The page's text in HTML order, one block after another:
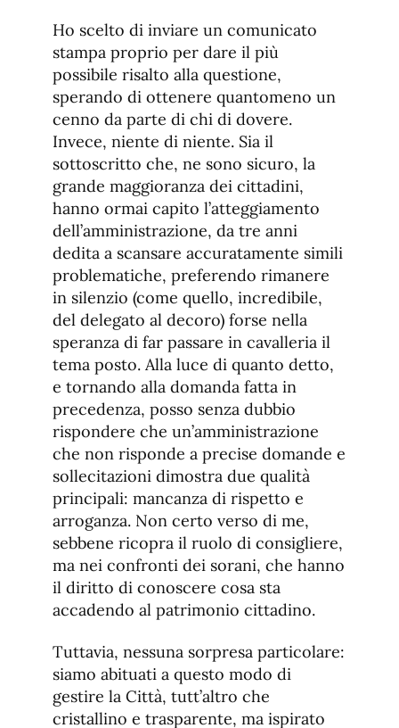
Ho scelto di inviare un comunicato
stampa proprio per dare il più
possibile risalto alla questione,
sperando di ottenere quantomeno un
cenno da parte di chi di dovere.
Invece, niente di niente. Sia il
sottoscritto che, ne sono sicuro, la
grande maggioranza dei cittadini,
hanno ormai capito l’atteggiamento
dell’amministrazione, da tre anni
dedita a scansare accuratamente simili
problematiche, preferendo rimanere
in silenzio (come quello, incredibile,
del delegato al decoro) forse nella
speranza di far passare in cavalleria il
tema posto. Alla luce di quanto detto,
e tornando alla domanda fatta in
precedenza, posso senza dubbio
rispondere che un’amministrazione
che non risponde a precise domande e
sollecitazioni dimostra due qualità
principali: mancanza di rispetto e
arroganza. Non certo verso di me,
sebbene ricopra il ruolo di consigliere,
ma nei confronti dei sorani, che hanno
il diritto di conoscere cosa sta
accadendo al patrimonio cittadino.
Tuttavia, nessuna sorpresa particolare:
siamo abituati a questo modo di
gestire la Città, tutt’altro che
cristallino e trasparente, ma ispirato